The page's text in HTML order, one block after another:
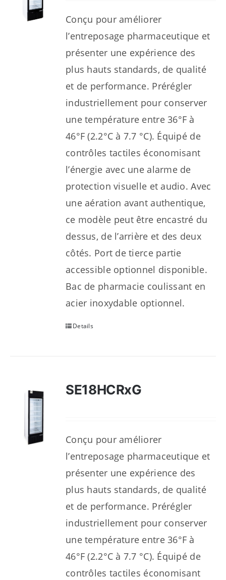
Conçu pour améliorer
l’entreposage pharmaceutique et
présenter une expérience des
plus hauts standards, de qualité
et de performance. Prérégler
industriellement pour conserver
une température entre 36°F à
46°F (2.2°C à 7.7 °C). Équipé de
contrôles tactiles économisant
l’énergie avec une alarme de
protection visuelle et audio. Avec
une aération avant authentique,
ce modèle peut être encastré du
dessus, de l’arrière et des deux
côtés. Port de tierce partie
accessible optionnel disponible.
Bac de pharmacie coulissant en
acier inoxydable optionnel.
Details
SE18HCRxG
Conçu pour améliorer
l’entreposage pharmaceutique et
présenter une expérience des
plus hauts standards, de qualité
et de performance. Prérégler
industriellement pour conserver
une température entre 36°F à
46°F (2.2°C à 7.7 °C). Équipé de
contrôles tactiles économisant